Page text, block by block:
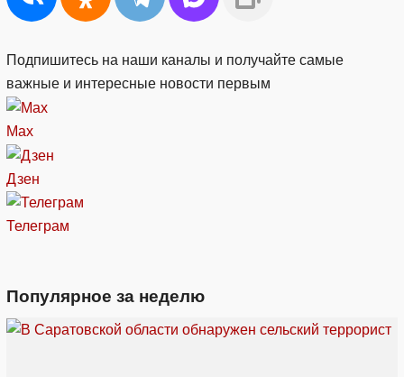
Подпишитесь на наши каналы и получайте самые
важные и интересные новости первым
Max
Дзен
Телеграм
Популярное за неделю